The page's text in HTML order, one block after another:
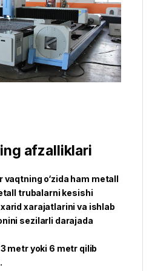
afzalliklari
o‘zida ham metall
trubalarni kesishi
xarajatlarini va ishlab
sezilarli darajada
metr yoki 6 metr qilib